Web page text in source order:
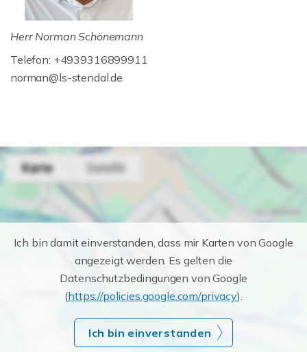
Herr Norman Schönemann
Telefon: +4939316899911
norman@ls-stendal.de
Ich bin damit einverstanden, dass mir Karten von Google
angezeigt werden. Es gelten die
Datenschutzbedingungen von Google
(https://policies.google.com/privacy).
Ich bin einverstanden